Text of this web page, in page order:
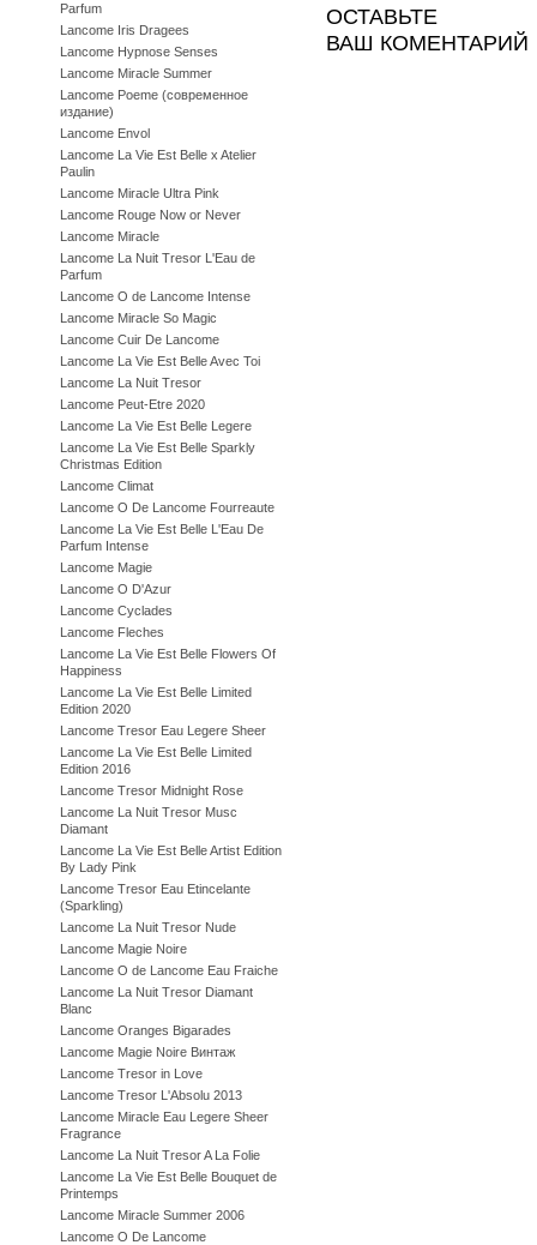
ОСТАВЬТЕ
ВАШ КОМЕНТАРИЙ
Parfum
Lancome Iris Dragees
Lancome Hypnose Senses
Lancome Miracle Summer
Lancome Poeme (современное
издание)
Lancome Envol
Lancome La Vie Est Belle x Atelier
Paulin
Lancome Miracle Ultra Pink
Lancome Rouge Now or Never
Lancome Miracle
Lancome La Nuit Tresor L'Eau de
Parfum
Lancome O de Lancome Intense
Lancome Miracle So Magic
Lancome Cuir De Lancome
Lancome La Vie Est Belle Avec Toi
Lancome La Nuit Tresor
Lancome Peut-Etre 2020
Lancome La Vie Est Belle Legere
Lancome La Vie Est Belle Sparkly
Christmas Edition
Lancome Climat
Lancome O De Lancome Fourreaute
Lancome La Vie Est Belle L'Eau De
Parfum Intense
Lancome Magie
Lancome O D'Azur
Lancome Cyclades
Lancome Fleches
Lancome La Vie Est Belle Flowers Of
Happiness
Lancome La Vie Est Belle Limited
Edition 2020
Lancome Tresor Eau Legere Sheer
Lancome La Vie Est Belle Limited
Edition 2016
Lancome Tresor Midnight Rose
Lancome La Nuit Tresor Musc
Diamant
Lancome La Vie Est Belle Artist Edition
By Lady Pink
Lancome Tresor Eau Etincelante
(Sparkling)
Lancome La Nuit Tresor Nude
Lancome Magie Noire
Lancome O de Lancome Eau Fraiche
Lancome La Nuit Tresor Diamant
Blanc
Lancome Oranges Bigarades
Lancome Magie Noire Винтаж
Lancome Tresor in Love
Lancome Tresor L'Absolu 2013
Lancome Miracle Eau Legere Sheer
Fragrance
Lancome La Nuit Tresor A La Folie
Lancome La Vie Est Belle Bouquet de
Printemps
Lancome Miracle Summer 2006
Lancome O De Lancome